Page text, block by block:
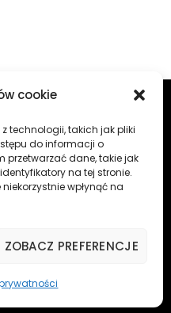
cookie
technologii, takich jak pliki
do informacji o
przetwarzać dane, takie jak
na tej stronie.
wpłynąć na
ZOBACZ PREFERENCJE
Top
Regulamin